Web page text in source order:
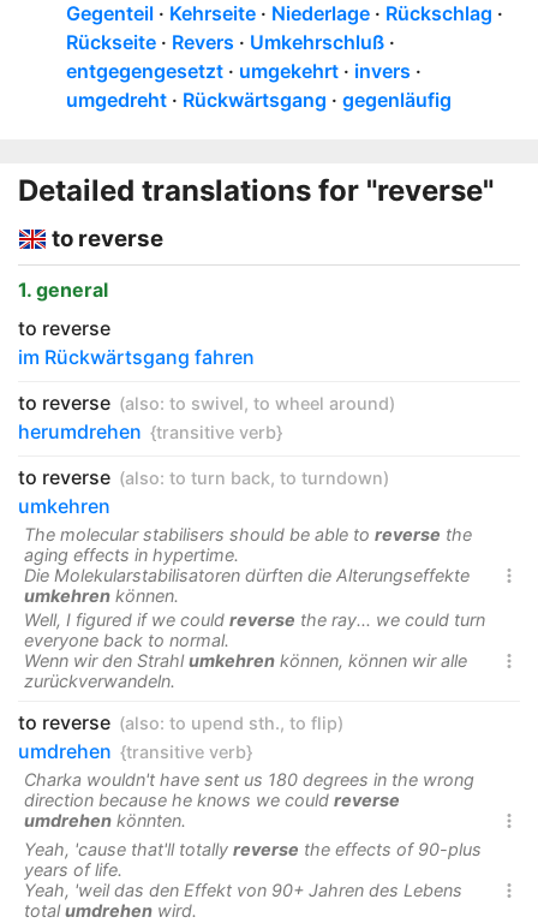
Gegenteil
Kehrseite Niederlage
Rückschlag
Rückseite
Revers
Umkehrschluß
entgegengesetzt
umgekehrt
invers
umgedreht
Rückwärtsgang gegenläufig
Detailed translations for "reverse"
to reverse
1. general
to reverse
im Rückwärtsgang fahren
to reverse (also: to swivel, to wheel around)
herumdrehen {transitive verb}
to reverse (also: to turn back, to turndown)
umkehren
The molecular stabilisers should be able to reverse the
aging effects in hypertime.

Die Molekularstabilisatoren dürften die Alterungseffekte
umkehren können.
Well, I figured if we could reverse the ray... we could turn
everyone back to normal.

Wenn wir den Strahlumkehren können, können wir alle
zurückverwandeln.
to reverse (also: to upend sth., to flip)
umdrehen {transitive verb}
Charka wouldn't have sent us 180 degrees in the wrong
direction because he knows we could reverse

umdrehen könnten.
Yeah, 'cause that'll totally reverse the effects of 90-plus
years of life.

Yeah, 'weil das den Effekt von 90+ Jahren des Lebens
totalumdrehen wird.